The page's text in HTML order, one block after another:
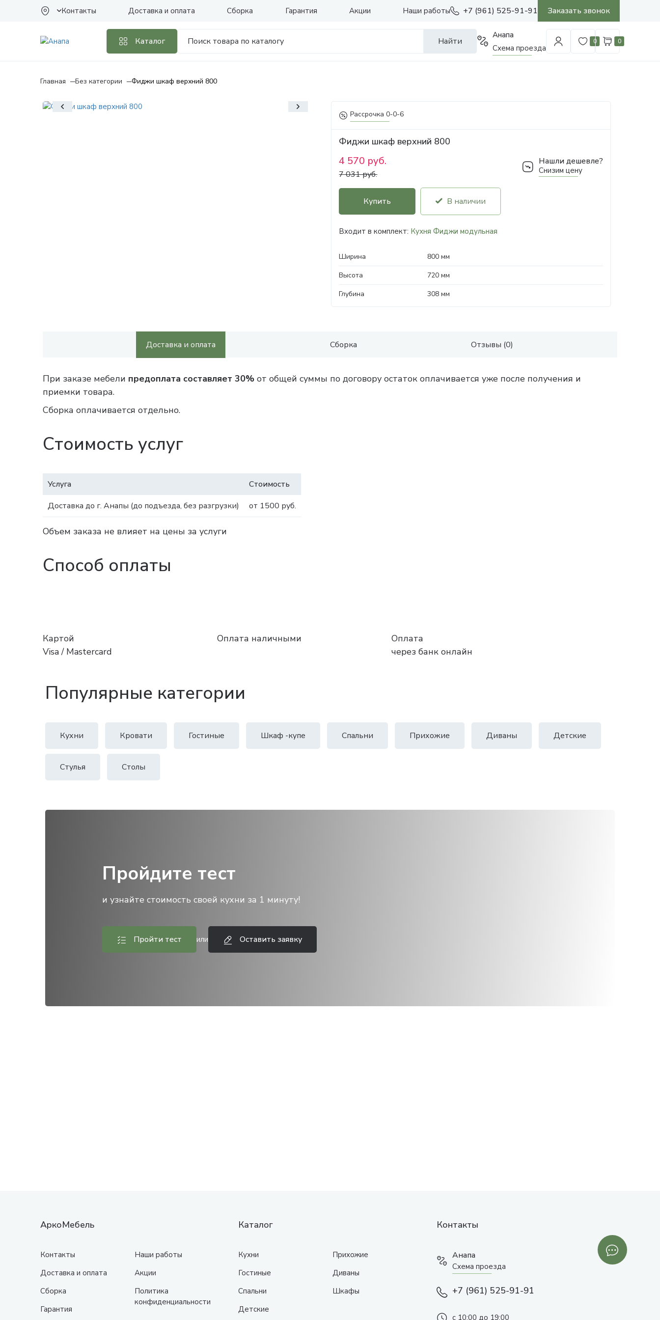
Контакты Доставка и оплата Сборка Гарантия Наши работы
Акции +7 (961) 525-91-91 Заказать звонок
Каталог Найти
Анапа
Схема проезда
0 0
Главная Без категории Фиджи шкаф верхний 800
Рассрочка 0-0-6
Фиджи шкаф верхний 800
4 570 руб.
7 031 руб.
Нашли дешевле?
Снизим цену
Купить В наличии
Входит в комплект: Кухня Фиджи модульная
Ширина
800 мм
Высота
720 мм
Глубина
308 мм
Доставка и оплата Сборка Отзывы (0)
При заказе мебели предоплата составляет 30% от общей суммы по договору остаток оплачивается уже после получения и
приемки товара.
Сборка оплачивается отдельно.
Стоимость услуг
Услуга
Стоимость
Доставка до г. Анапы (до подъезда, без разгрузки)
от 1500 руб.
Объем заказа не влияет на цены за услуги
Способ оплаты
Картой
Visa / Mastercard
Оплата наличными
Оплата
через банк онлайн
Популярные категории
Кухни Кровати Гостиные Шкаф -купе Спальни Прихожие Диваны Детские
Стулья Столы
Пройдите тест
и узнайте стоимость своей кухни за 1 минуту!
Пройти тест или Оставить заявку
АркоМебель
Контакты
Доставка и оплата
Сборка
Гарантия
Наши работы
Акции
Политика
конфиденциальности
Каталог
Кухни
Гостиные
Спальни
Детские
Прихожие
Диваны
Шкафы
Контакты
Анапа
Схема проезда
+7 (961) 525-91-91
с 10:00 до 19:00